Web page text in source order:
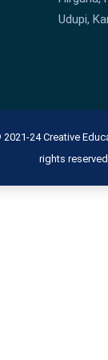
Udupi,
24 Creative
rights